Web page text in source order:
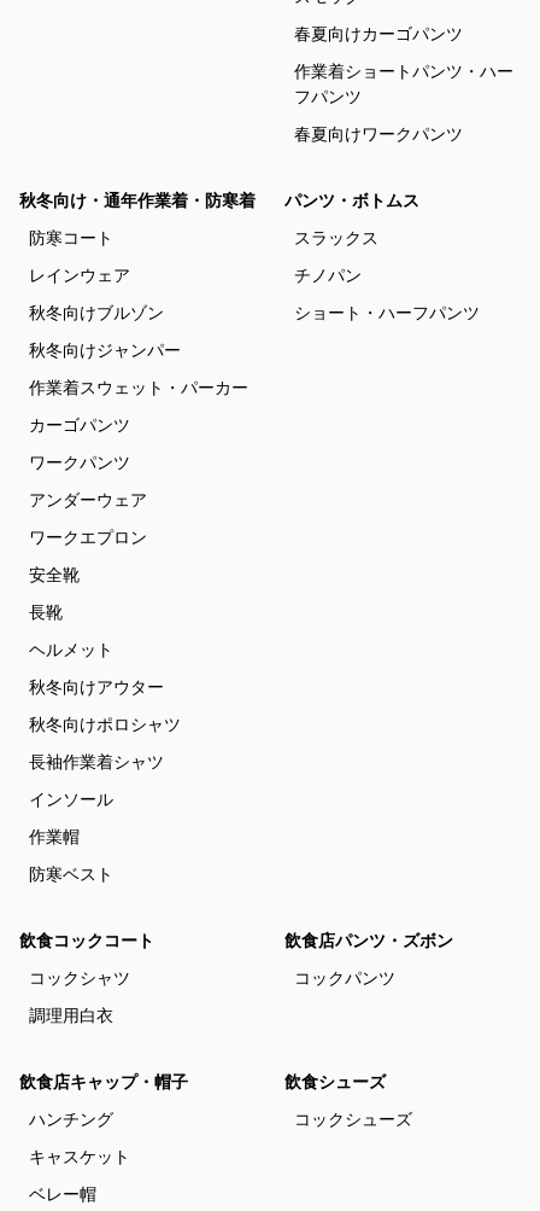
春夏向けカーゴパンツ
作業着ショートパンツ・ハー
フパンツ
春夏向けワークパンツ
秋冬向け・通年作業着・防寒着
防寒コート
レインウェア
秋冬向けブルゾン
秋冬向けジャンパー
作業着スウェット・パーカー
カーゴパンツ
ワークパンツ
アンダーウェア
ワークエプロン
安全靴
長靴
ヘルメット
秋冬向けアウター
秋冬向けポロシャツ
長袖作業着シャツ
インソール
作業帽
防寒ベスト
パンツ・ボトムス
スラックス
チノパン
ショート・ハーフパンツ
飲食コックコート
コックシャツ
調理用白衣
飲食店パンツ・ズボン
コックパンツ
飲食店キャップ・帽子
ハンチング
キャスケット
ベレー帽
飲食シューズ
コックシューズ